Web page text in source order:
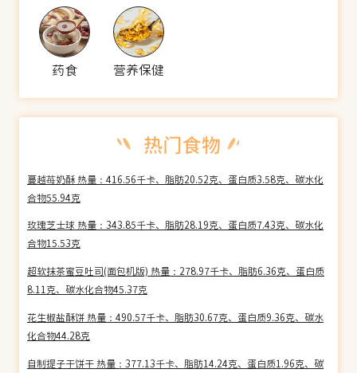
药食 营养保健
蔓越苺奶酥 热量：416.56千卡、脂肪20.52克、蛋白质3.58克、碳水化
合物55.94克
玫瑰芝士球 热量：343.85千卡、脂肪28.19克、蛋白质7.43克、碳水化
合物15.53克
超软抹茶蜜豆吐司(面包机版) 热量：278.97千卡、脂肪6.36克、蛋白质
8.11克、碳水化合物45.37克
花生椒盐酥饼 热量：490.57千卡、脂肪30.67克、蛋白质9.36克、碳水
化合物44.28克
自制提子干饼干 热量：377.13千卡、脂肪14.24克、蛋白质1.96克、碳